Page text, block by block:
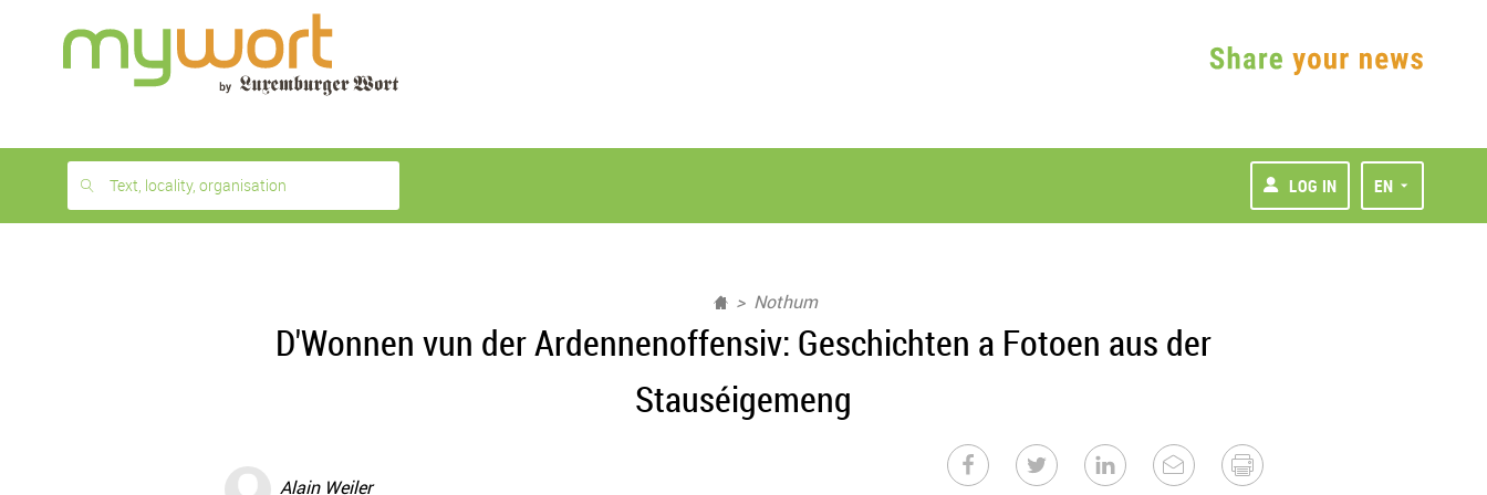
month
free
Text, locality, organisation LOG IN EN
Nothum
D'Wonnen vun der Ardennenoffensiv: Geschichten a Fotoen aus der
Stauséigemeng
Alain Weiler